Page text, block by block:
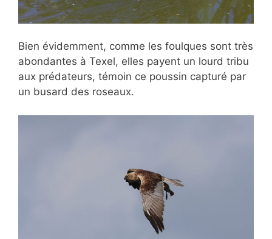
Bien évidemment, comme les foulques sont très
abondantes à Texel, elles payent un lourd tribu
aux prédateurs, témoin ce poussin capturé par
un busard des roseaux.